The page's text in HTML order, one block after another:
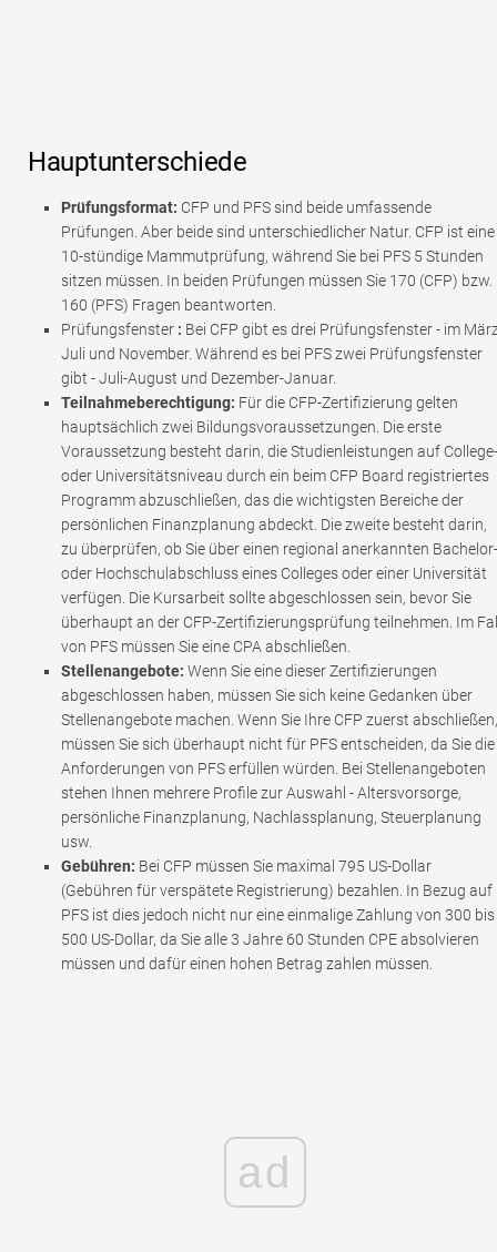
Hauptunterschiede
Prüfungsformat: CFP und PFS sind beide umfassende
Prüfungen. Aber beide sind unterschiedlicher Natur. CFP ist eine
10-stündige Mammutprüfung, während Sie bei PFS 5 Stunden
sitzen müssen. In beiden Prüfungen müssen Sie 170 (CFP) bzw.
160 (PFS) Fragen beantworten.
Prüfungsfenster : Bei CFP gibt es drei Prüfungsfenster - im
Juli und November. Während es bei PFS zwei Prüfungsfenster
gibt - Juli-August und Dezember-Januar.
Teilnahmeberechtigung: Für die CFP-Zertifizierung gelten
hauptsächlich zwei Bildungsvoraussetzungen. Die erste
Voraussetzung besteht darin, die Studienleistungen auf College-
oder Universitätsniveau durch ein beim CFP Board registriertes
Programm abzuschließen, das die wichtigsten Bereiche der
persönlichen Finanzplanung abdeckt. Die zweite besteht darin,
zu überprüfen, ob Sie über einen regional anerkannten Bachelor-
oder Hochschulabschluss eines Colleges oder einer Universität
verfügen. Die Kursarbeit sollte abgeschlossen sein, bevor Sie
überhaupt an der CFP-Zertifizierungsprüfung teilnehmen. Im
von PFS müssen Sie eine CPA abschließen.
Stellenangebote: Wenn Sie eine dieser Zertifizierungen
abgeschlossen haben, müssen Sie sich keine Gedanken über
Stellenangebote machen. Wenn Sie Ihre CFP zuerst abschließen,
müssen Sie sich überhaupt nicht für PFS entscheiden, da Sie die
Anforderungen von PFS erfüllen würden. Bei Stellenangeboten
stehen Ihnen mehrere Profile zur Auswahl - Altersvorsorge,
persönliche Finanzplanung, Nachlassplanung, Steuerplanung
usw.
Gebühren: Bei CFP müssen Sie maximal 795 US-Dollar
(Gebühren für verspätete Registrierung) bezahlen. In Bezug auf
PFS ist dies jedoch nicht nur eine einmalige Zahlung von 300 bis
500 US-Dollar, da Sie alle 3 Jahre 60 Stunden CPE absolvieren
müssen und dafür einen hohen Betrag zahlen müssen.
ad